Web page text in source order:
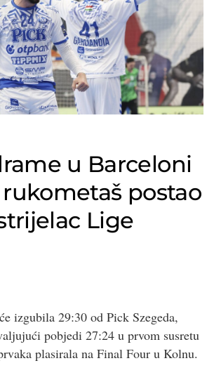
u Barceloni
postao
Lige
izgubila 29:30 od Pick Szegeda,
pobjedi 27:24 u prvom susretu
plasirala na Final Four u Kolnu.